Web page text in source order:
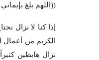
((اللهم بلغ
إذا كنا لا نزال
الكريم من أعمال
نزال هابطين